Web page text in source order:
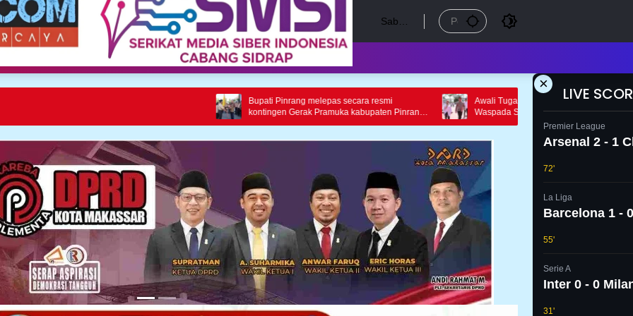
Sabtu,
×
LIVE
Premier League
Arsenal 2 - 1
72'
La Liga
Barcelona 1 -
55'
Serie A
Inter 0 - 0
31'
Bupati Pinrang melepas secara resmi
kontingen Gerak Pramuka kabupaten Pinrang
ke jambore Nasional ke XII kebumi
Awali Tugas Di Polres Sidrap AKBP Indra
Waspada Sambangi Wakil Bupati
Semarak
Gelar
Olahraga